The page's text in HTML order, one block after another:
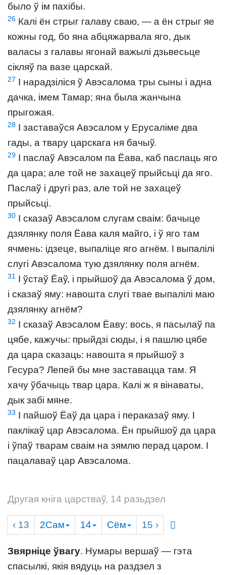
было ў ім пахібы.
26 Калі ён стрыг галаву сваю, — а ён стрыг яе
кожны год, бо яна абцяжарвала яго, дык
валасы з галавы ягонай важылі дзьвесьце
сікляў па вазе царскай.
27 І нарадзіліся ў Авэсалома тры сыны і адна
дачка, імем Тамар; яна была жанчына
прыгожая.
28 І заставаўся Авэсалом у Ерусаліме два
гады, а твару царскага ня бачыў.
29 І паслаў Авэсалом па Ёава, каб паслаць яго
да цара; але той не захацеў прыйсьці да яго.
Паслаў і другі раз, але той не захацеў
прыйсьці.
30 І сказаў Авэсалом слугам сваім: бачыце
дзялянку поля Ёава каля майго, і ў яго там
ячмень: ідзеце, выпаліце яго агнём. І выпалілі
слугі Авэсалома тую дзялянку поля агнём.
31 І ўстаў Ёаў, і прыйшоў да Авэсалома ў дом,
і сказаў яму: навошта слугі твае выпалілі маю
дзялянку агнём?
32 І сказаў Авэсалом Ёаву: вось, я пасылаў па
цябе, кажучы: прыйдзі сюды, і я пашлю цябе
да цара сказаць: навошта я прыйшоў з
Гесура? Лепей бы мне заставацца там. Я
хачу ўбачыць твар цара. Калі ж я вінаваты,
дык забі мяне.
33 І пайшоў Ёаў да цара і пераказаў яму. І
паклікаў цар Авэсалома. Ён прыйшоў да цара
і ўпаў тварам сваім на зямлю перад царом. І
пацалаваў цар Авэсалома.
Другая кніга царстваў, 14 разьдзел
‹ 13 2Сам 14 Сём 15 ›
Звярніце ўвагу. Нумары вершаў — гэта
спасылкі, якія вядуць на раздзел з